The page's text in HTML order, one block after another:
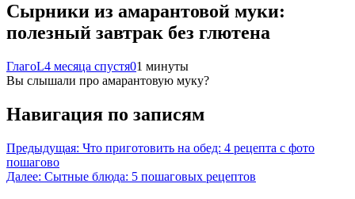
Сырники из амарантовой муки:
полезный завтрак без глютена
ГлагоL4 месяца спустя01 минуты
Вы слышали про амарантовую муку?
Навигация по записям
Предыдущая: Что приготовить на обед: 4 рецепта с фото
пошагово
Далее: Сытные блюда: 5 пошаговых рецептов